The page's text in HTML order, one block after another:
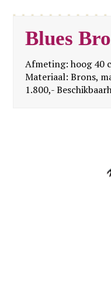
Blues
Afmeting: hoog 40
Materiaal: Brons,
1.800,-